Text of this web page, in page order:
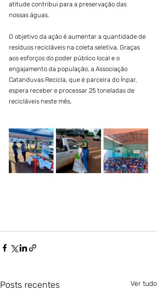
atitude contribui para a preservação das
nossas águas.
O objetivo da ação é aumentar a quantidade de
resíduos recicláveis na coleta seletiva. Graças
aos esforços do poder público local e o
engajamento da população, a Associação
Catanduvas Recicla, que é parceira do Ínpar,
espera receber e processar 25 toneladas de
recicláveis neste mês.
Posts recentes Ver tudo